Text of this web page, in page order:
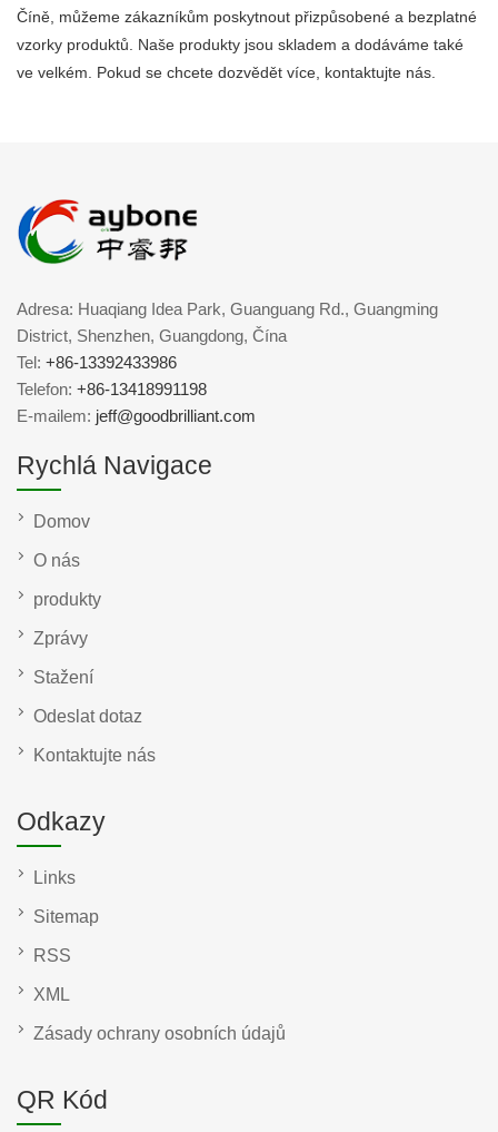
Číně, můžeme zákazníkům poskytnout přizpůsobené a bezplatné
vzorky produktů. Naše produkty jsou skladem a dodáváme také
ve velkém. Pokud se chcete dozvědět více, kontaktujte nás.
Adresa: Huaqiang Idea Park, Guanguang Rd., Guangming
District, Shenzhen, Guangdong, Čína
Tel: +86-13392433986
Telefon: +86-13418991198
E-mailem: jeff@goodbrilliant.com
Rychlá Navigace
Domov
O nás
produkty
Zprávy
Stažení
Odeslat dotaz
Kontaktujte nás
Odkazy
Links
Sitemap
RSS
XML
Zásady ochrany osobních údajů
QR Kód